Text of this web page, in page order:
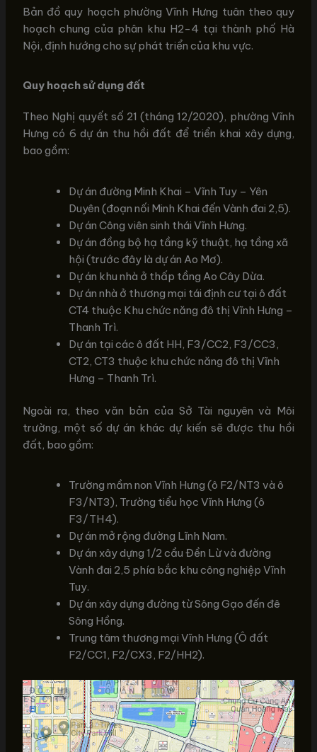
Bản đồ quy hoạch phường Vĩnh Hưng tuân theo quy
hoạch chung của phân khu H2-4 tại thành phố Hà
Nội, định hướng cho sự phát triển của khu vực.
Quy hoạch sử dụng đất
Theo Nghị quyết số 21 (tháng 12/2020), phường Vĩnh
Hưng có 6 dự án thu hồi đất để triển khai xây dựng,
bao gồm:
Dự án đường Minh Khai – Vĩnh Tuy – Yên
Duyên (đoạn nối Minh Khai đến Vành đai 2,5).
Dự án Công viên sinh thái Vĩnh Hưng.
Dự án đồng bộ hạ tầng kỹ thuật, hạ tầng xã
hội (trước đây là dự án Ao Mơ).
Dự án khu nhà ở thấp tầng Ao Cây Dừa.
Dự án nhà ở thương mại tái định cư tại ô đất
CT4 thuộc Khu chức năng đô thị Vĩnh Hưng –
Thanh Trì.
Dự án tại các ô đất HH, F3/CC2, F3/CC3,
CT2, CT3 thuộc khu chức năng đô thị Vĩnh
Hưng – Thanh Trì.
Ngoài ra, theo văn bản của Sở Tài nguyên và Môi
trường, một số dự án khác dự kiến sẽ được thu hồi
đất, bao gồm:
Trường mầm non Vĩnh Hưng (ô F2/NT3 và ô
F3/NT3), Trường tiểu học Vĩnh Hưng (ô
F3/TH4).
Dự án mở rộng đường Lĩnh Nam.
Dự án xây dựng 1/2 cầu Đền Lừ và đường
Vành đai 2,5 phía bắc khu công nghiệp Vĩnh
Tuy.
Dự án xây dựng đường từ Sông Gạo đến đê
Sông Hồng.
Trung tâm thương mại Vĩnh Hưng (Ô đất
F2/CC1, F2/CX3, F2/HH2).